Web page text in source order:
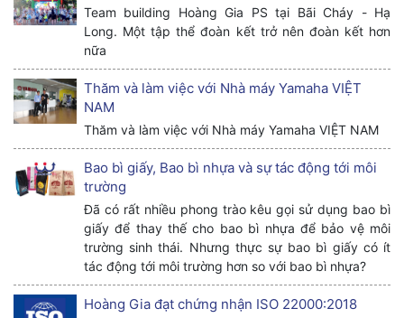
Team building Hoàng Gia PS tại Bãi Cháy - Hạ
Long. Một tập thể đoàn kết trở nên đoàn kết hơn
nữa
Thăm và làm việc với Nhà máy Yamaha VIỆT
NAM
Thăm và làm việc với Nhà máy Yamaha VIỆT NAM
Bao bì giấy, Bao bì nhựa và sự tác động tới môi
trường
Đã có rất nhiều phong trào kêu gọi sử dụng bao bì
giấy để thay thế cho bao bì nhựa để bảo vệ môi
trường sinh thái. Nhưng thực sự bao bì giấy có ít
tác động tới môi trường hơn so với bao bì nhựa?
Hoàng Gia đạt chứng nhận ISO 22000:2018